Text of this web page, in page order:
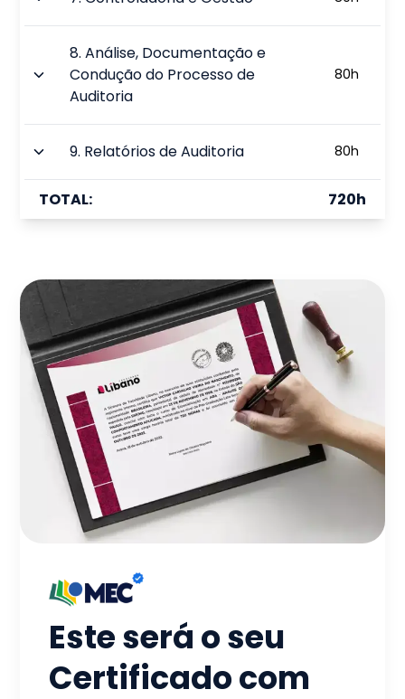
8.Análise, Documentação e
Condução do Processo de
Auditoria
80h
9. Relatórios de Auditoria 80h
TOTAL: 720h
Este será o seu
Certificado com